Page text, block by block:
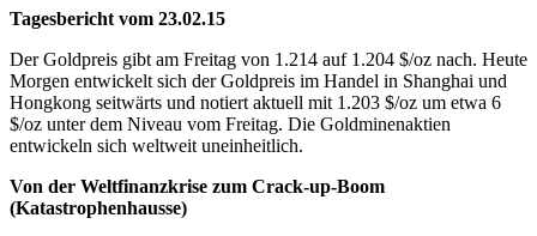
Tagesbericht vom 23.02.15
Der Goldpreis gibt am Freitag von 1.214 auf 1.204 $/oz nach. Heute
Morgen entwickelt sich der Goldpreis im Handel in Shanghai und
Hongkong seitwärts und notiert aktuell mit 1.203 $/oz um etwa 6
$/oz unter dem Niveau vom Freitag. Die Goldminenaktien
entwickeln sich weltweit uneinheitlich.
Von der Weltfinanzkrise zum Crack-up-Boom
(Katastrophenhausse)